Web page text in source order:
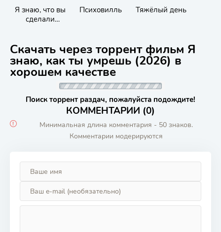
Я знаю, что вы
сделали
Психовилль Тяжёлый день
Скачать через торрент фильм Я
знаю, как ты умрешь (2026) в
хорошем качестве
Поиск торрент раздач, пожалуйста подождите!
КОММЕНТАРИИ (0)
Минимальная длина комментария - 50 знаков.
Комментарии модерируются